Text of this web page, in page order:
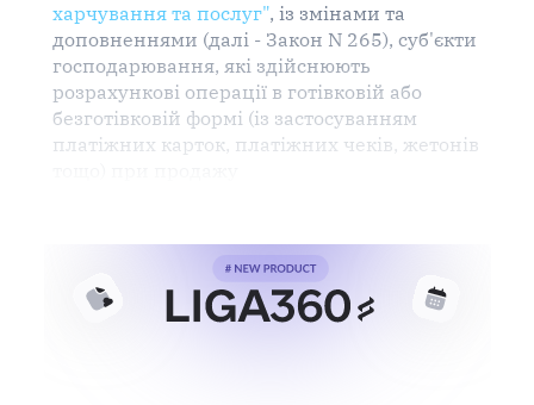
харчуваннята послуг", із змінами та
доповненнями (далі - Закон N 265), суб'єкти
господарювання, які здійснюють
розрахунковіоперації в готівковій або
безготівковій формі (із застосуванням
платіжних карток, платіжних чеків, жетонів